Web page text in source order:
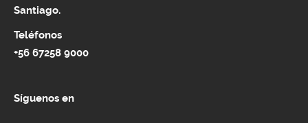
Santiago.
Teléfonos
+56 67258 9000
Síguenos en